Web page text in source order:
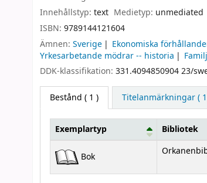
Innehållstyp: text Medietyp: unmediated
ISBN: 9789144121604
Ämnen: Sverige Ekonomiska
Yrkesarbetande mödrar -- historia
DDK-klassifikation: 331.4094850904 23/
Bestånd ( 1 ) Titelanmärkningar (
Bestånd
Exemplartyp Bibliotek
Bok